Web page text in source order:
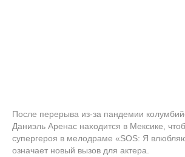
После перерыва из-за пандемии
Даниэль Аренас находится в Мексике,
супергероя в мелодраме «SOS: Я
означает новый вызов для актера.